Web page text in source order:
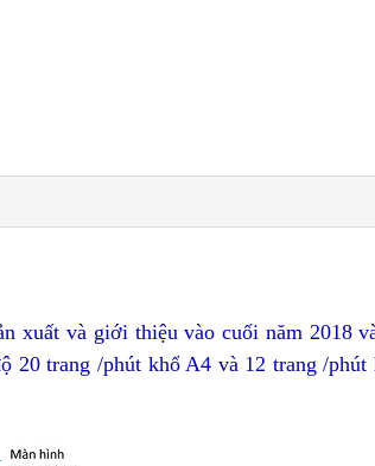
xuất và giới thiệu vào cuối năm 2018
20 trang /phút khổ A4 và 12 trang /